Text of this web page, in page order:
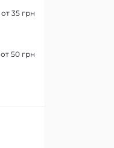
от 35 грн
от 50 грн